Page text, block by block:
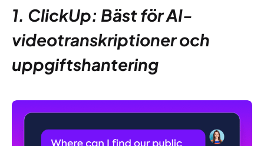
1. ClickUp: Bäst för AI-
videotranskriptioner och
uppgiftshantering